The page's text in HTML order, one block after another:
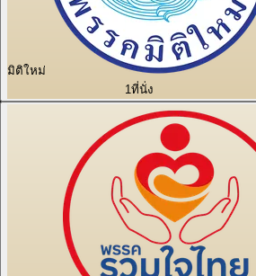
มิติใหม่
1ที่นั่ง